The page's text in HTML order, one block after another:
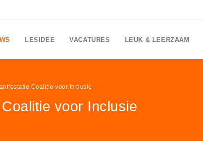
LESIDEE VACATURES LEUK & LEERZAAM
Coalitie voor Inclusie
voor Inclusie